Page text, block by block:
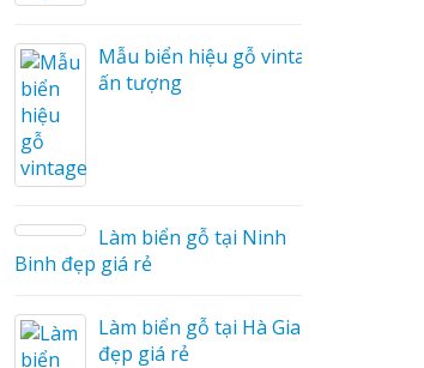
Mẫu biển hiệu gỗ vintage
ấn tượng
Làm biển gỗ tại Ninh
Binh đẹp giá rẻ
Làm biển gỗ tại Hà Giang
đẹp giá rẻ